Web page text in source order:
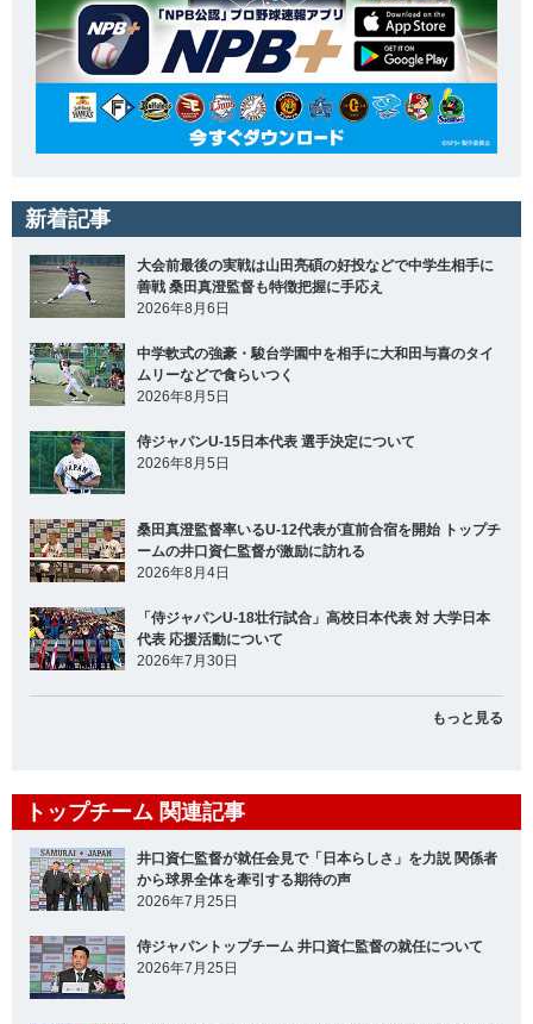
新着記事
大会前最後の実戦は山田亮碩の好投などで中学生相手に
善戦 桑田真澄監督も特徴把握に手応え
2026年8月6日
中学軟式の強豪・駿台学園中を相手に大和田与喜のタイ
ムリーなどで食らいつく
2026年8月5日
侍ジャパンU-15日本代表 選手決定について
2026年8月5日
桑田真澄監督率いるU-12代表が直前合宿を開始 トップチ
ームの井口資仁監督が激励に訪れる
2026年8月4日
「侍ジャパンU-18壮行試合」高校日本代表 対 大学日本
代表 応援活動について
2026年7月30日
もっと見る
トップチーム 関連記事
井口資仁監督が就任会見で「日本らしさ」を力説 関係者
から球界全体を牽引する期待の声
2026年7月25日
侍ジャパントップチーム 井口資仁監督の就任について
2026年7月25日